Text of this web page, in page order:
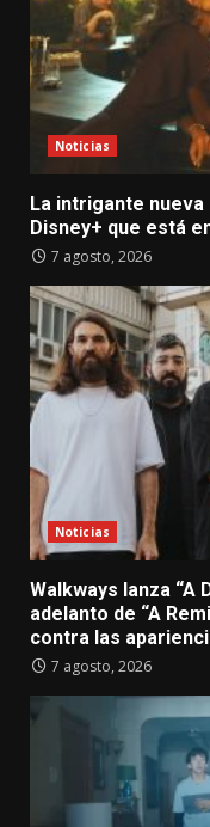
Noticias
La intrigante
Disney+ que está
7 agosto, 2026
Noticias
Walkways lanza “A
adelanto de “A
contra las
7 agosto, 2026